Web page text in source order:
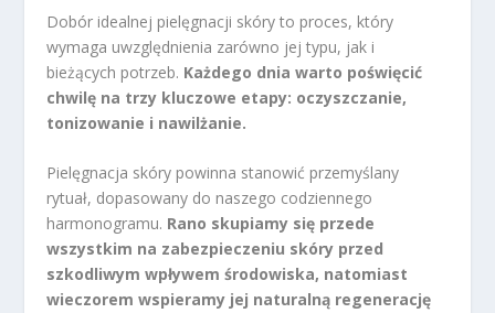
Dobór idealnej pielęgnacji skóry to proces, który
wymaga uwzględnienia zarówno jej typu, jak i
bieżących potrzeb. Każdego dnia warto poświęcić
chwilę na trzy kluczowe etapy: oczyszczanie,
tonizowanie i nawilżanie.
Pielęgnacja skóry powinna stanowić przemyślany
rytuał, dopasowany do naszego codziennego
harmonogramu. Rano skupiamy się przede
wszystkim na zabezpieczeniu skóry przed
szkodliwym wpływem środowiska, natomiast
wieczorem wspieramy jej naturalną regenerację